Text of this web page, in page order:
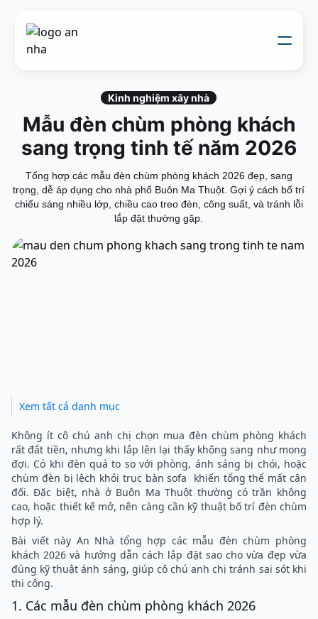
Dự án
Nhật kí thi công
Mẫu nhà
Kinh nghiệm xây nhà
Mẫu đèn chùm phòng khách
sang trọng tinh tế năm 2026
Tổng hợp các mẫu đèn chùm phòng khách 2026 đẹp, sang
trọng, dễ áp dụng cho nhà phố Buôn Ma Thuột. Gợi ý cách bố trí
chiếu sáng nhiều lớp, chiều cao treo đèn, công suất, và tránh lỗi
lắp đặt thường gặp.
Xem tất cả danh mục
Không ít cô chú anh chị chọn mua đèn chùm phòng khách
rất đắt tiền, nhưng khi lắp lên lại thấy không sang như mong
đợi. Có khi đèn quá to so với phòng, ánh sáng bị chói, hoặc
chùm đèn bị lệch khỏi trục bàn sofa khiến tổng thể mất cân
đối. Đặc biệt, nhà ở Buôn Ma Thuột thường có trần không
cao, hoặc thiết kế mở, nên càng cần kỹ thuật bố trí đèn chùm
hợp lý.
Bài viết này An Nhà tổng hợp các mẫu đèn chùm phòng
khách 2026 và hướng dẫn cách lắp đặt sao cho vừa đẹp vừa
đúng kỹ thuật ánh sáng, giúp cô chú anh chị tránh sai sót khi
thi công.
1. Các mẫu đèn chùm phòng khách 2026